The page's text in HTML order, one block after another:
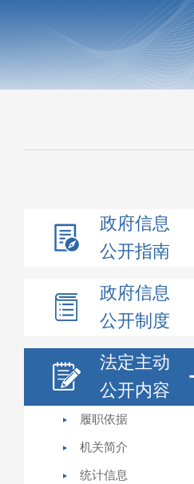
政府信息
公开指南
政府信息
公开制度
法定主动
公开内容
履职依据
机关简介
统计信息